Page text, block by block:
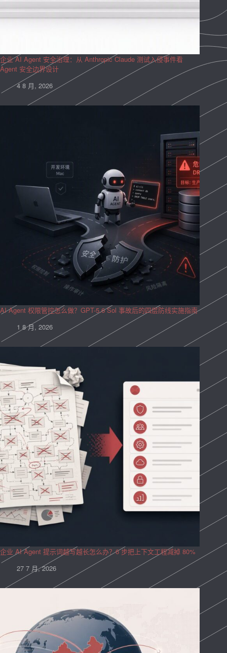
企业 AI Agent 安全治理：从 Anthropic Claude 测试入侵事件看
Agent 安全边界设计
4 8 月, 2026
AI Agent 权限管控怎么做？GPT-5.6 Sol 事故后的四层防线实施指南
1 8 月, 2026
企业 AI Agent 提示词越写越长怎么办？6 步把上下文工程减掉 80%
27 7 月, 2026